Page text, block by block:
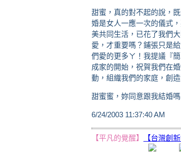
甜蜜，真的對不起的說，
婚是女人一應一次的儀式
美共同生活，已花了我們
愛，才重要嗎？鋪張只是
們愛的更多ㄚ！我提議『
成家的開始，祝賀我們在
動，組織我們的家庭，創
甜蜜蜜，妳同意跟我結婚
6/24/2003 11:37:40 AM
【平凡的覺醒】 【台灣創